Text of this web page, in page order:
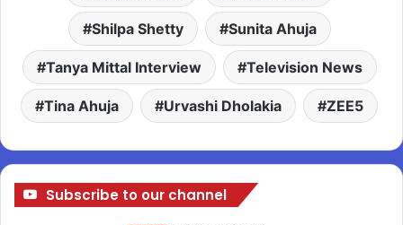
Shilpa Shetty Sunita Ahuja
Tanya Mittal Interview Television News
Tina Ahuja Urvashi Dholakia ZEE5
Subscribe to our channel